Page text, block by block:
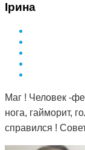
Ірина
Маг ! Человек -
нога, гайморит,
справился !